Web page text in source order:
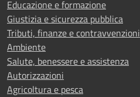
Educazione e formazione
Giustizia e sicurezza pubblica
Tributi, finanze e contravvenzioni
Ambiente
Salute, benessere e assistenza
Autorizzazioni
Agricoltura e pesca